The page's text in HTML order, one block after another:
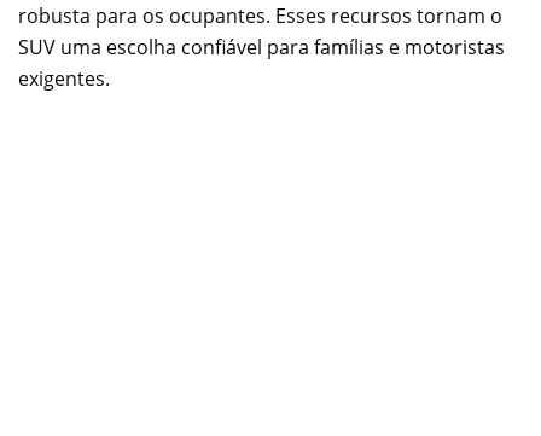
robusta para os ocupantes. Esses recursos tornam o
SUV uma escolha confiável para famílias e motoristas
exigentes.